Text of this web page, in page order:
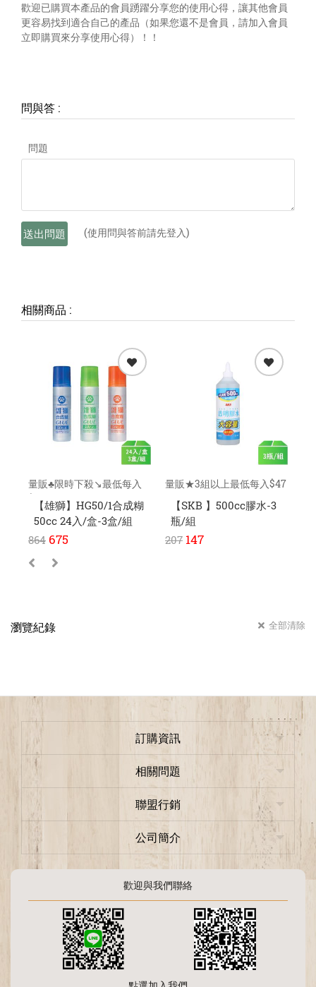
歡迎已購買本產品的會員踴躍分享您的使用心得，讓其他會員
更容易找到適合自己的產品（如果您還不是會員，請加入會員
立即購買來分享使用心得）！！
問與答 :
問題
送出問題 (使用問與答前請先登入)
相關商品 :
量販♣限時下殺↘️最低每入
$215元
【雄獅】HG50/1合成糊
50cc 24入/盒-3盒/組
864 675
量販★3組以上最低每入$47
【SKB 】500cc膠水-3
瓶/組
207 147
瀏覽紀錄 全部清除
訂購資訊
相關問題
聯盟行銷
公司簡介
歡迎與我們聯絡